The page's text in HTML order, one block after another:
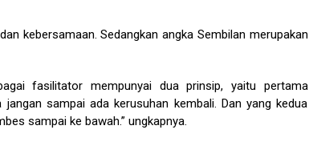
kebersamaan. Sedangkan angka Sembilan merupakan
fasilitator mempunyai dua prinsip, yaitu pertama
sampai ada kerusuhan kembali. Dan yang kedua
sampai ke bawah.” ungkapnya.